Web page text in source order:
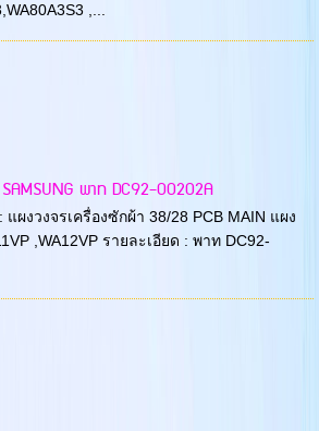
,...
พาท DC92-00202A
ผงวงจรเครื่องซักผ้า 38/28 PCB MAIN แผง
,WA12VP รายละเอียด : พาท DC92-